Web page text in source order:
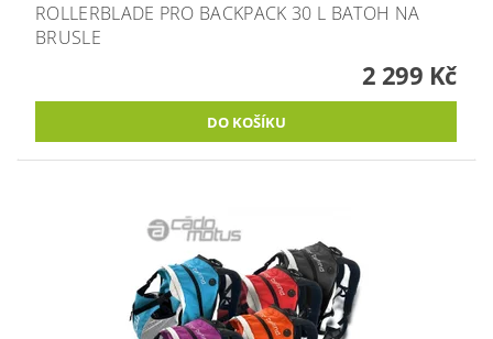
ROLLERBLADE PRO BACKPACK 30 L BATOH NA
BRUSLE
2 299 Kč